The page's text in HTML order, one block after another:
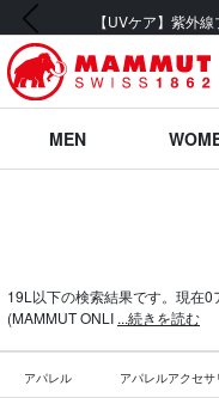
【UVケア】紫外
前の画像
MEN
19L以下の検索結果です。現在
(MAMMUT ONLI ...続きを読む
アパレル アパレルアクセサ